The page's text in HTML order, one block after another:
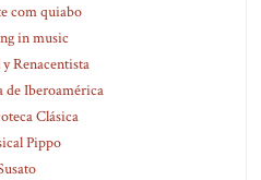
com quiabo
in music
Renacentista
de Iberoamérica
Clásica
Pippo